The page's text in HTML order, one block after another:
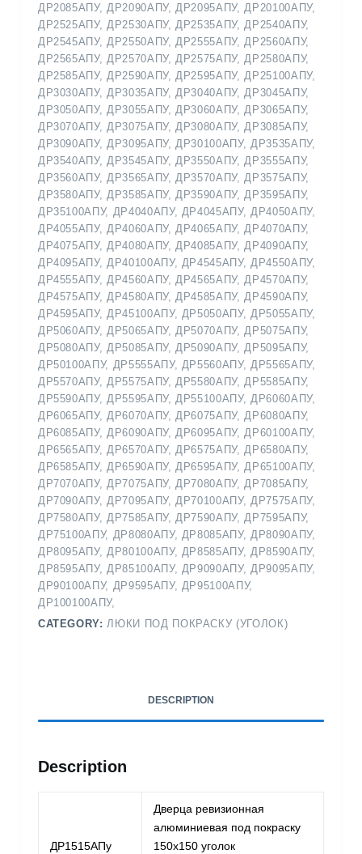
ДР2085АПУ, ДР2090АПУ, ДР2095АПУ, ДР20100АПУ,
ДР2525АПУ, ДР2530АПУ, ДР2535АПУ, ДР2540АПУ,
ДР2545АПУ, ДР2550АПУ, ДР2555АПУ, ДР2560АПУ,
ДР2565АПУ, ДР2570АПУ, ДР2575АПУ, ДР2580АПУ,
ДР2585АПУ, ДР2590АПУ, ДР2595АПУ, ДР25100АПУ,
ДР3030АПУ, ДР3035АПУ, ДР3040АПУ, ДР3045АПУ,
ДР3050АПУ, ДР3055АПУ, ДР3060АПУ, ДР3065АПУ,
ДР3070АПУ, ДР3075АПУ, ДР3080АПУ, ДР3085АПУ,
ДР3090АПУ, ДР3095АПУ, ДР30100АПУ, ДР3535АПУ,
ДР3540АПУ, ДР3545АПУ, ДР3550АПУ, ДР3555АПУ,
ДР3560АПУ, ДР3565АПУ, ДР3570АПУ, ДР3575АПУ,
ДР3580АПУ, ДР3585АПУ, ДР3590АПУ, ДР3595АПУ,
ДР35100АПУ, ДР4040АПУ, ДР4045АПУ, ДР4050АПУ,
ДР4055АПУ, ДР4060АПУ, ДР4065АПУ, ДР4070АПУ,
ДР4075АПУ, ДР4080АПУ, ДР4085АПУ, ДР4090АПУ,
ДР4095АПУ, ДР40100АПУ, ДР4545АПУ, ДР4550АПУ,
ДР4555АПУ, ДР4560АПУ, ДР4565АПУ, ДР4570АПУ,
ДР4575АПУ, ДР4580АПУ, ДР4585АПУ, ДР4590АПУ,
ДР4595АПУ, ДР45100АПУ, ДР5050АПУ, ДР5055АПУ,
ДР5060АПУ, ДР5065АПУ, ДР5070АПУ, ДР5075АПУ,
ДР5080АПУ, ДР5085АПУ, ДР5090АПУ, ДР5095АПУ,
ДР50100АПУ, ДР5555АПУ, ДР5560АПУ, ДР5565АПУ,
ДР5570АПУ, ДР5575АПУ, ДР5580АПУ, ДР5585АПУ,
ДР5590АПУ, ДР5595АПУ, ДР55100АПУ, ДР6060АПУ,
ДР6065АПУ, ДР6070АПУ, ДР6075АПУ, ДР6080АПУ,
ДР6085АПУ, ДР6090АПУ, ДР6095АПУ, ДР60100АПУ,
ДР6565АПУ, ДР6570АПУ, ДР6575АПУ, ДР6580АПУ,
ДР6585АПУ, ДР6590АПУ, ДР6595АПУ, ДР65100АПУ,
ДР7070АПУ, ДР7075АПУ, ДР7080АПУ, ДР7085АПУ,
ДР7090АПУ, ДР7095АПУ, ДР70100АПУ, ДР7575АПУ,
ДР7580АПУ, ДР7585АПУ, ДР7590АПУ, ДР7595АПУ,
ДР75100АПУ, ДР8080АПУ, ДР8085АПУ, ДР8090АПУ,
ДР8095АПУ, ДР80100АПУ, ДР8585АПУ, ДР8590АПУ,
ДР8595АПУ, ДР85100АПУ, ДР9090АПУ, ДР9095АПУ,
ДР90100АПУ, ДР9595АПУ, ДР95100АПУ,
ДР100100АПУ,
CATEGORY: ЛЮКИ ПОД ПОКРАСКУ (УГОЛОК)
DESCRIPTION
Description
ДР1515АПу
Дверца ревизионная
алюминиевая под покраску
150х150 уголок